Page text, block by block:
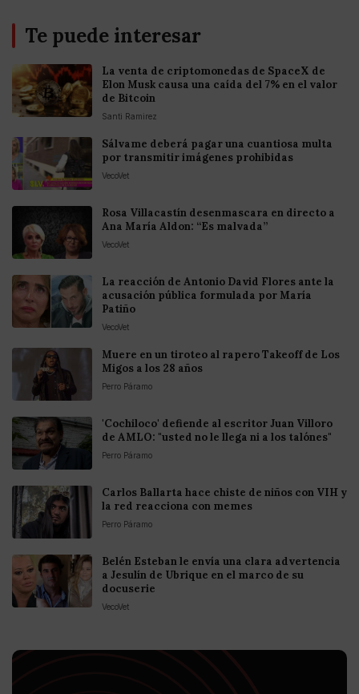
Te puede interesar
La venta de criptomonedas de SpaceX de
Elon Musk causa una caída del 7% en el valor
de Bitcoin
Santi Ramirez
Sálvame deberá pagar una cuantiosa multa
por transmitir imágenes prohibidas
VecoVet
Rosa Villacastín desenmascara en directo a
Ana María Aldon: “Es malvada”
VecoVet
La reacción de Antonio David Flores ante la
acusación pública formulada por María
Patiño
VecoVet
Muere en un tiroteo al rapero Takeoff de Los
Migos a los 28 años
Perro Páramo
'Cochiloco' defiende al escritor Juan Villoro
de AMLO: "usted no le llega ni a los talónes"
Perro Páramo
Carlos Ballarta hace chiste de niños con VIH y
la red reacciona con memes
Perro Páramo
Belén Esteban le envía una clara advertencia
a Jesulín de Ubrique en el marco de su
docuserie
VecoVet